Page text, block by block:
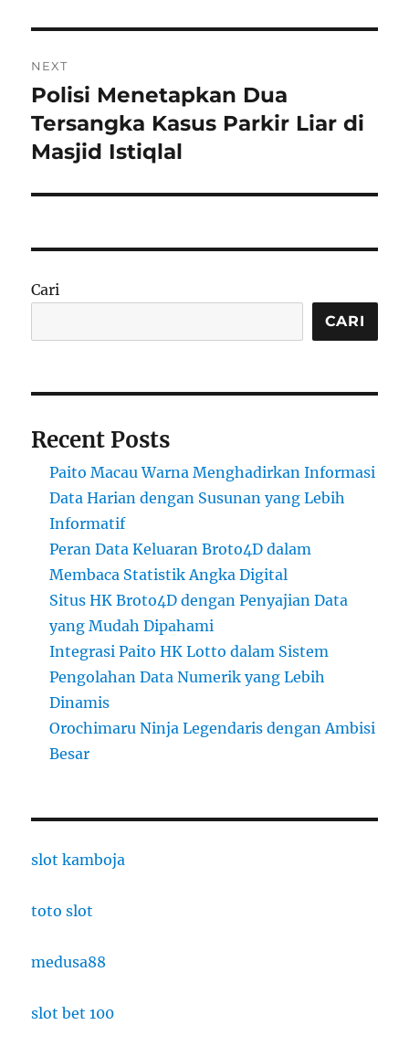
NEXT
Next
post:
Polisi Menetapkan Dua
Tersangka Kasus Parkir Liar di
Masjid Istiqlal
Cari
CARI
Recent Posts
Paito Macau Warna Menghadirkan Informasi
Data Harian dengan Susunan yang Lebih
Informatif
Peran Data Keluaran Broto4D dalam
Membaca Statistik Angka Digital
Situs HK Broto4D dengan Penyajian Data
yang Mudah Dipahami
Integrasi Paito HK Lotto dalam Sistem
Pengolahan Data Numerik yang Lebih
Dinamis
Orochimaru Ninja Legendaris dengan Ambisi
Besar
slot kamboja
toto slot
medusa88
slot bet 100